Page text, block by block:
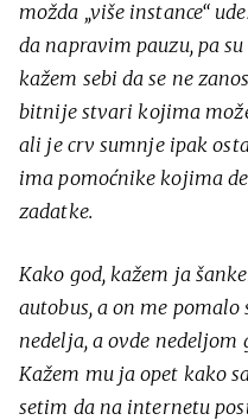
možda „više instance“
da napravim pauzu, pa
kažem sebi da se ne
bitnije stvari kojima
ali je crv sumnje ipak
ima pomoćnike kojima
zadatke.
Kako god, kažem ja
autobus, a on me
nedelja, a ovde nedeljom
Kažem mu ja opet kako
setim da na internetu